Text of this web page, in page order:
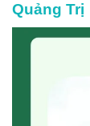
Quảng Trị